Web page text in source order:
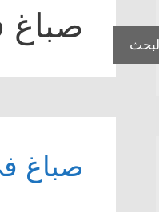
صباغ
البحث